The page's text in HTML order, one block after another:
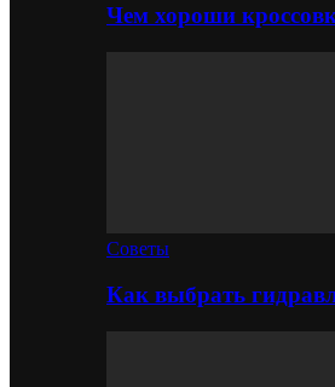
Чем хороши
Советы
Как выбрать